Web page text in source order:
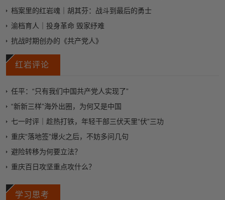
档案里的红岩魂｜胡其芬：战斗到最后的勇士
渝档育人｜投身革命 毁家纾难
抗战时期创办的《共产党人》
红岩评论
任平：“只有我们中国共产党人实现了”
“新新三样”海外出圈，为何又是中国
七一时评｜趁热打铁，年轻干部三伏天里“伏”三功
重庆“落地签”爆火之后，不妨多问几句
避险转移为何要立法？
重庆百日攻坚重点攻什么？
学习思考